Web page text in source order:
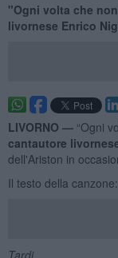
"Ogni volta che
livornese Enrico
LIVORNO — “Ogni
cantautore
dell'Ariston in
Il testo della canzone:
Tardi